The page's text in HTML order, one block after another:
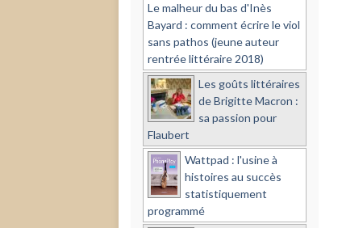
Le malheur du bas d'Inès
Bayard : comment écrire le viol
sans pathos (jeune auteur
rentrée littéraire 2018)
Les goûts littéraires
de Brigitte Macron :
sa passion pour
Flaubert
Wattpad : l'usine à
histoires au succès
statistiquement
programmé